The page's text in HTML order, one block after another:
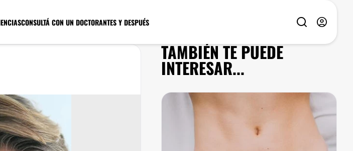
CONSULTÁ CON UN DOCTORANTES Y DESPUÉS
TAMBIÉN TE PUEDE
INTERESAR...